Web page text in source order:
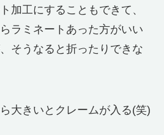
加工にすることもできて、
ラミネートあった方がいい
そうなると折ったりできな
大きいとクレームが入る(笑)